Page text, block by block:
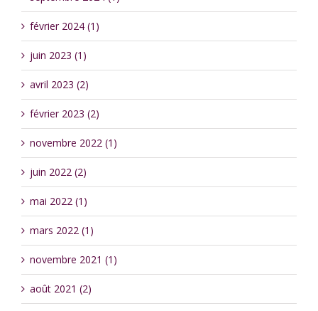
février 2024 (1)
juin 2023 (1)
avril 2023 (2)
février 2023 (2)
novembre 2022 (1)
juin 2022 (2)
mai 2022 (1)
mars 2022 (1)
novembre 2021 (1)
août 2021 (2)